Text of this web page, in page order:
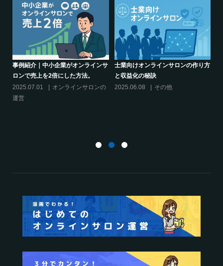
作り方
シリーズ連載【運営者のお悩み解
決】～現存のオンラインサロンをリ
クリエイター系オンラインサロン
話題席巻-”マッシュル”について調